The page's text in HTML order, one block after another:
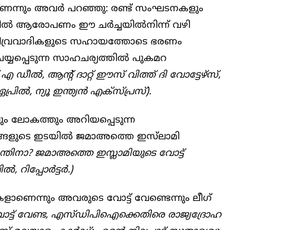
അവര്‍ പറഞ്ഞു: രണ്ട് സംഘടനകളും
ആരോപണം ഈ ചര്‍ച്ചയില്‍നിന്ന് വഴി
സഹായത്തോടെ ഭരണം
സാഹചര്യത്തില്‍ പുകമറ
ആന്റ് ദാറ്റ് ഈസ് വിത്ത് ദി വോട്ടേഴ്‌സ്,
ഏപ്രില്‍, ന്യൂ ഇന്ത്യന്‍ എക്‌സ്പ്രസ്).
ലോകത്തും അറിയപ്പെടുന്ന
ഇടയില്‍ ജമാഅത്തെ ഇസ്‌ലാമി
ജമാഅത്തെ ഇസ്ലാമിയുടെ വോട്ട്
റിപ്പോര്‍ട്ടര്‍.)
അവരുടെ വോട്ട് വേണ്ടെന്നും ലീഗ്
വേണ്ട, എസ്ഡിപിഐക്കെതിരെ രാജ്യദ്രോഹ